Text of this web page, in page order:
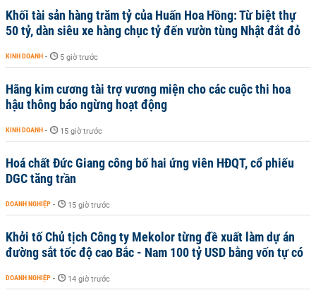
Khối tài sản hàng trăm tỷ của Huấn Hoa Hồng: Từ biệt thự
50 tỷ, dàn siêu xe hàng chục tỷ đến vườn tùng Nhật đắt đỏ
KINH DOANH - 5 giờ trước
Hãng kim cương tài trợ vương miện cho các cuộc thi hoa
hậu thông báo ngừng hoạt động
KINH DOANH - 15 giờ trước
Hoá chất Đức Giang công bố hai ứng viên HĐQT, cổ phiếu
DGC tăng trần
DOANH NGHIỆP - 15 giờ trước
Khởi tố Chủ tịch Công ty Mekolor từng đề xuất làm dự án
đường sắt tốc độ cao Bắc - Nam 100 tỷ USD bằng vốn tự có
DOANH NGHIỆP - 14 giờ trước